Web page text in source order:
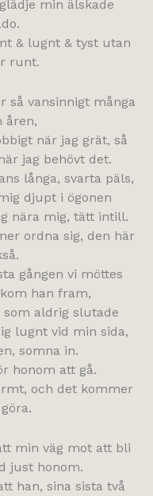
min älskade
& lugnt & tyst utan
runt.
så vansinnigt många
åren,
när jag grät, så
jag behövt det.
långa, svarta päls,
djupt i ögonen
nära mig, tätt intill.
ordna sig, den här
gången vi möttes
han fram,
aldrig slutade
lugnt vid min sida,
somna in.
honom att gå.
och det kommer
min väg mot att bli
just honom.
han, sina sista två